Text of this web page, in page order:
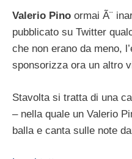
Valerio Pino ormai Ã¨
pubblicato su Twitter
che non erano da meno,
sponsorizza ora un altro
Stavolta si tratta di una
– nella quale un Valerio
balla e canta sulle note